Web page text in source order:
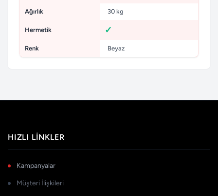
Ağırlık 30 kg
Hermetik
Renk Beyaz
HIZLI LINKLER
Kampanyalar
Müşteri İlişkileri